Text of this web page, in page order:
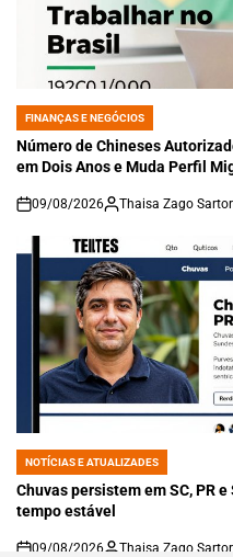
POSTED
IN
FINANÇAS E NEGÓCIOS
Número de Chineses
em Dois Anos e Muda Perfil
on
09/08/2026 Thaisa Zago
POSTED
IN
NOTÍCIAS E ATUALIZADES
Chuvas persistem em SC, PR
tempo estável
09/08/2026 Thaisa Zago